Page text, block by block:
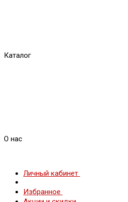
Каталог
О нас
Личный кабинет
Избранное